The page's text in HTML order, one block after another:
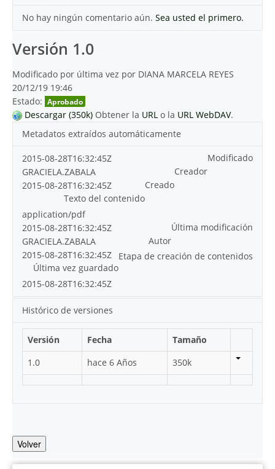
No hay ningún comentario aún. Sea usted el primero.
Versión 1.0
Modificado por última vez por DIANA MARCELA REYES
20/12/19 19:46
Estado: Aprobado
Descargar (350k) Obtener la URL o la URL WebDAV.
Metadatos extraídos automáticamente
Modificado
2015-08-28T16:32:45Z
Creador
GRACIELA.ZABALA
Creado
2015-08-28T16:32:45Z
Texto del contenido
application/pdf
Última modificación
2015-08-28T16:32:45Z
Autor
GRACIELA.ZABALA
Etapa de creación de contenidos
2015-08-28T16:32:45Z
Última vez guardado
2015-08-28T16:32:45Z
Histórico de versiones
Versión Fecha
Tamaño
1.0
hace 6 Años 350k
Volver